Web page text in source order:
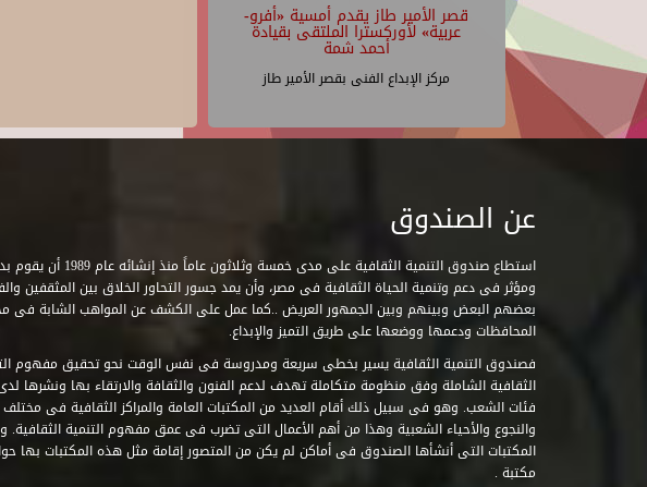
قصر الأمير طاز يقدم أمسية «أفرو-
عربية» لأوركسترا الملتقى بقيادة
أحمد شمة
مركز الإبداع الفنى بقصر الأمير طاز
عن الصندوق
استطاع صندوق التنمية الثقافية على مدى خمسة
ومؤثر فى دعم وتنمية الحياة الثقافية فى مصر، وأن يمد جسور التحاور الخلاق بين المثقفين
بعضهم البعض وبينهم وبين الجمهور العريض ..كما عمل على الكشف عن المواهب الشابة فى
المحافظات ودعمها ووضعها على طريق التميز والإبداع.
فصندوق التنمية الثقافية يسير بخطى سريعة ومدروسة فى نفس الوقت نحو تحقيق مفهوم
الثقافية الشاملة وفق منظومة متكاملة تهدف لدعم الفنون والثقافة والارتقاء بها ونشرها
فئات الشعب. وهو فى سبيل ذلك أقام العديد من المكتبات العامة والمراكز الثقافية فى مختلف
والنجوع والأحياء الشعبية وهذا من أهم الأعمال التى تضرب فى عمق مفهوم التنمية الثقافية.
مكتبة .